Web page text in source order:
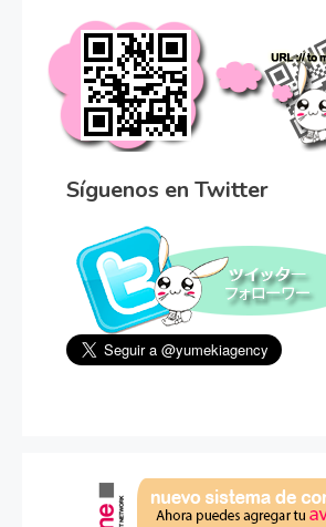
Síguenos en Twitter